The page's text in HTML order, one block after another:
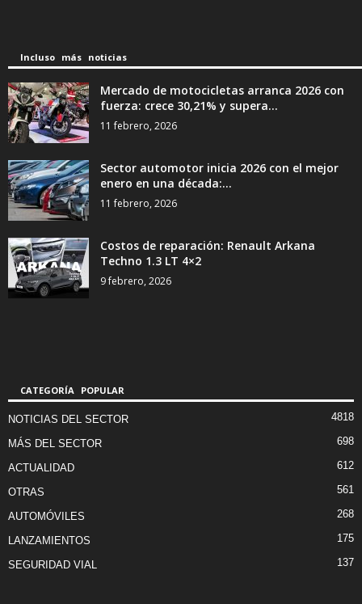
Incluso más noticias
Mercado de motocicletas arranca 2026 con
fuerza: crece 30,21% y supera...
11 febrero, 2026
Sector automotor inicia 2026 con el mejor
enero en una década:...
11 febrero, 2026
Costos de reparación: Renault Arkana
Techno 1.3 LT 4×2
9 febrero, 2026
CATEGORÍA POPULAR
NOTICIAS DEL SECTOR 4818
MÁS DEL SECTOR 698
ACTUALIDAD 612
OTRAS 561
AUTOMÓVILES 268
LANZAMIENTOS 175
SEGURIDAD VIAL 137